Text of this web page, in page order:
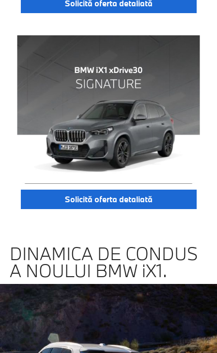
Solicită oferta detaliată
Solicită oferta detaliată
DINAMICA DE CONDUS
A NOULUI BMW iX1.